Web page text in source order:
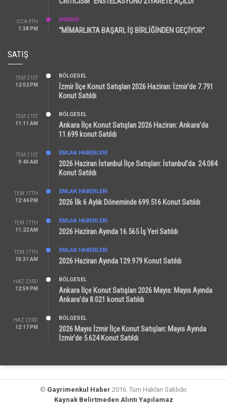
OCA 9TH
1:38 PM
MİMARİ
“MİMARLIKTA BAŞARI, İŞ BİRLİĞİNDEN GEÇİYOR”
SATIŞ
TEM 21ST
12:02 PM
BÖLGESEL
İzmir İlçe Konut Satışları 2026 Haziran: İzmir’de 7.791
Konut Satıldı
TEM 21ST
11:11 AM
BÖLGESEL
Ankara İlçe Konut Satışları 2026 Haziran: Ankara’da
11.699 konut Satıldı
TEM 21ST
9:40 AM
EMLAK HABERLERI
2026 Haziran İstanbul İlçe Satışları: İstanbul’da 24.084
Konut Satıldı
TEM 17TH
12:44 PM
EMLAK HABERLERI
2026 İlk 6 Aylık Döneminde 699.516 Konut Satıldı
TEM 17TH
11:22 AM
EMLAK HABERLERI
2026 Haziran Ayında 16.565 İş Yeri Satıldı
TEM 17TH
10:31 AM
EMLAK HABERLERI
2026 Haziran Ayında 129.979 Konut Satıldı
HAZ 23RD
12:59 PM
BÖLGESEL
Ankara İlçe Konut Satışları 2026 Mayıs: Mayıs Ayında
Ankara’da 8.021 konut Satıldı
HAZ 23RD
12:17 PM
BÖLGESEL
2026 Mayıs İzmir İlçe Konut Satışları: Mayıs Ayında
İzmir’de 5.624 Konut Satıldı
© Gayrimenkul Haber 2016. Tüm Hakları Saklıdır.
Kaynak Belirtmeden Alıntı Yapılamaz